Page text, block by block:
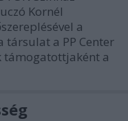
Kornél
a
társulat a PP Center
támogatottjaként a